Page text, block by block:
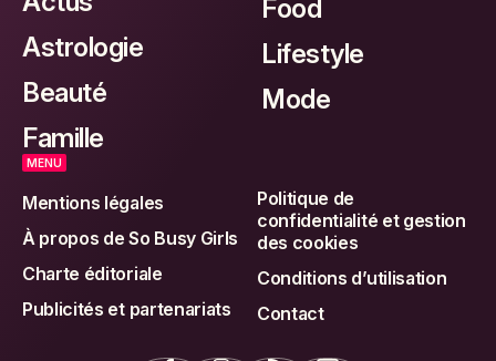
Astrologie
Beauté
Famille
Food
Lifestyle
Mode
MENU
Mentions légales
À propos de So Busy Girls
Charte éditoriale
Publicités et partenariats
Politique de
confidentialité et gestion
des cookies
Conditions d’utilisation
Contact